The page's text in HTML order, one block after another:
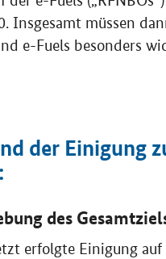
Insgesamt müssen
e-Fuels besonders
der Einigung
des
erfolgte Einigung